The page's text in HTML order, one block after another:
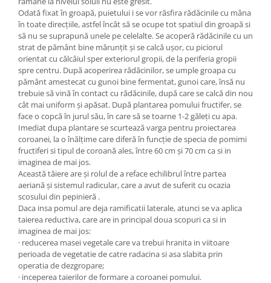
Odată fixat în groapă, puietului i se vor răsfira rădăcinile cu mâna
în toate direcțiile, astfel încât să se ocupe tot spatiul din groapă si
să nu se suprapună unele pe celelalte. Se acoperă rădăcinile cu un
strat de pământ bine mărunțit și se calcă ușor, cu piciorul
orientat cu călcâiul sper exteriorul gropii, de la periferia gropii
spre centru. După acoperirea rădăcinilor, se umple groapa cu
pământ amestecat cu gunoi bine fermentat, gunoi care, însă nu
trebuie să vină în contact cu rădăcinile, după care se calcă din nou
cât mai uniform și apăsat. După plantarea pomului fructifer, se
face o copcă în jurul său, în care să se toarne 1-2 găleți cu apa.
Imediat dupa plantare se scurtează varga pentru proiectarea
coroanei, la o înălțime care diferă în funcție de specia de pomimi
fructiferi si tipul de coroană ales, între 60 cm și 70 cm ca si in
imaginea de mai jos.
Această tăiere are și rolul de a reface echilibrul între partea
aeriană și sistemul radicular, care a avut de suferit cu ocazia
scosului din pepinieră .
Daca insa pomul are deja ramificatii laterale, atunci se va aplica
taierea reductiva, care are in principal doua scopuri ca si in
imaginea de mai jos:
· reducerea masei vegetale care va trebui hranita in viitoare
perioada de vegetatie de catre radacina si asa slabita prin
operatia de dezgropare;
· inceperea taierilor de formare a coroanei pomului.